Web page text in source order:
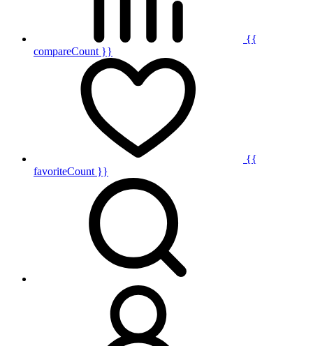
{{
compareCount }}
{{
favoriteCount }}